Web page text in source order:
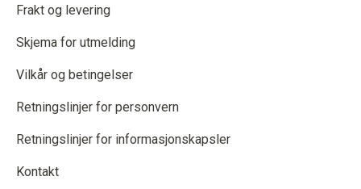
Frakt og levering
Skjema for utmelding
Vilkår og betingelser
Retningslinjer for personvern
Retningslinjer for informasjonskapsler
Kontakt